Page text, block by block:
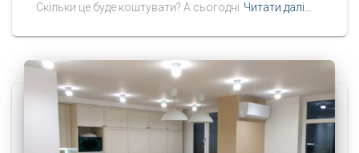
Скільки це буде коштувати? А сьогодні Читати далі…